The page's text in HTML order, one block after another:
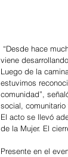
viene
Luego de la
estuvimos
comunidad”,
social,
El acto se llevó
de la Mujer. El
Presente en el